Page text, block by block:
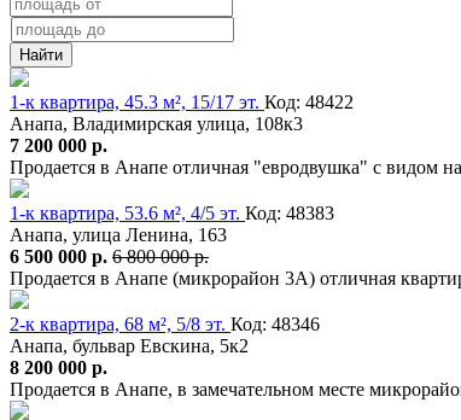
Найти
1-к квартира, 45.3 м², 15/17 эт. Код: 48422
Анапа, Владимирская улица, 108к3
7 200 000 р.
Продается в Анапе отличная "евродвушка" с видом
1-к квартира, 53.6 м², 4/5 эт. Код: 48383
Анапа, улица Ленина, 163
6 500 000 р. 6 800 000 р.
Продается в Анапе (микрорайон 3А) отличная
2-к квартира, 68 м², 5/8 эт. Код: 48346
Анапа, бульвар Евскина, 5к2
8 200 000 р.
Продается в Анапе, в замечательном месте